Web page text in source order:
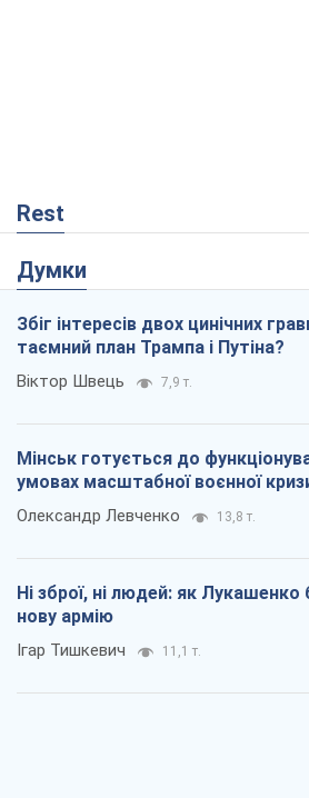
Rest
Думки
Збіг інтересів двох цинічних
таємний план Трампа і Путіна?
Віктор Швець 7,9 т.
Мінськ готується до
умовах масштабної воєнної
Олександр Левченко 13,8 т.
Ні зброї, ні людей: як Лукашенко
нову армію
Ігар Тишкевич 11,1 т.